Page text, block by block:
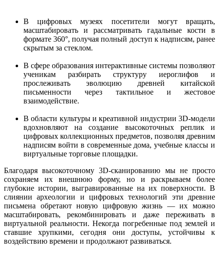
В цифровых музеях посетители могут вращать,
масштабировать и рассматривать гадальные кости в
формате 360°, получая полный доступ к надписям, ранее
скрытым за стеклом.
В сфере образования интерактивные системы позволяют
ученикам разбирать структуру иероглифов и
прослеживать эволюцию древней китайской
письменности через тактильное и жестовое
взаимодействие.
В области культуры и креативной индустрии 3D-модели
вдохновляют на создание высокоточных реплик и
цифровых коллекционных предметов, позволяя древним
надписям войти в современные дома, учебные классы и
виртуальные торговые площадки.
Благодаря высокоточному 3D-сканированию мы не просто
сохраняем их внешнюю форму, но и раскрываем более
глубокие истории, выгравированные на их поверхности. В
слиянии археологии и цифровых технологий эти древние
письмена обретают новую цифровую жизнь — их можно
масштабировать, рекомбинировать и даже переживать в
виртуальной реальности. Некогда погребенные под землей и
ставшие хрупкими, сегодня они доступы, устойчивы к
воздействию времени и продолжают развиваться.